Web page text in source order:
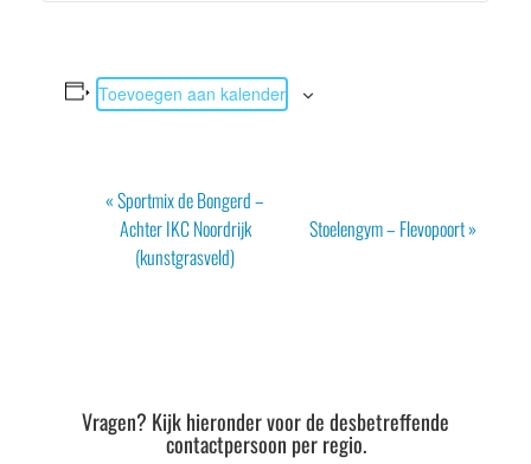
Toevoegen aan kalender
Evenement
Navigatie
«Sportmix de Bongerd –
Achter IKC Noordrijk
(kunstgrasveld)
Stoelengym – Flevopoort»
Vragen? Kijk hieronder voor de desbetreffende
contactpersoon per regio.